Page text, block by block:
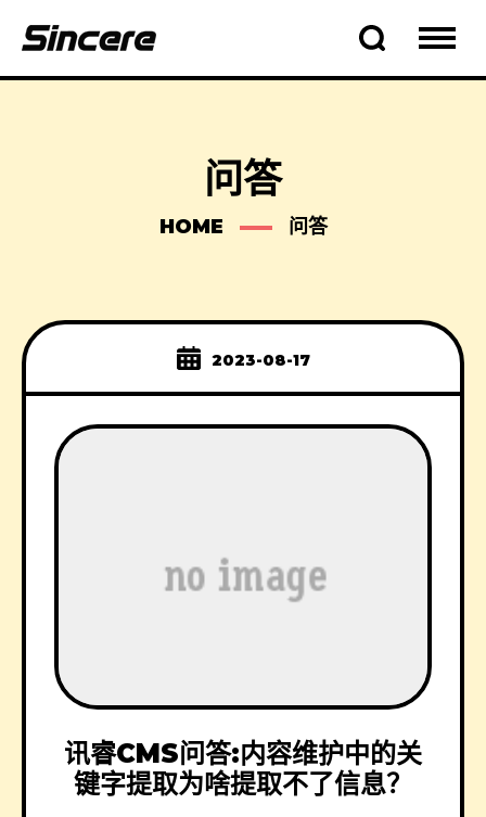
问答
HOME 问答
2023-08-17
讯睿CMS问答:内容维护中的关
键字提取为啥提取不了信息？